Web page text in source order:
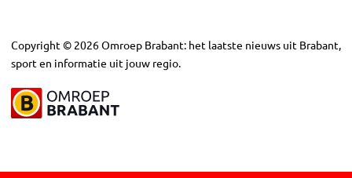
Copyright © 2026Omroep Brabant: het laatste nieuws uit Brabant,
sport en informatie uit jouw regio.